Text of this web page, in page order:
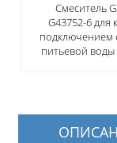
Смеситель
G43752-6 для
подключением
питьевой